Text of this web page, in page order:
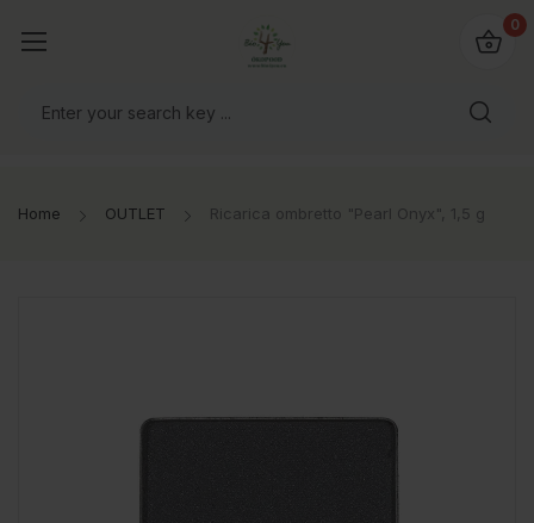
mondo!
0
Home OUTLET Ricarica ombretto "Pearl Onyx", 1,5 g